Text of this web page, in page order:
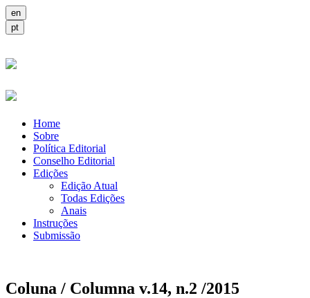
Home
Sobre
Política Editorial
Conselho Editorial
Edições
Edição Atual
Todas Edições
Anais
Instruções
Submissão
Coluna / Columna v.14, n.2 /2015